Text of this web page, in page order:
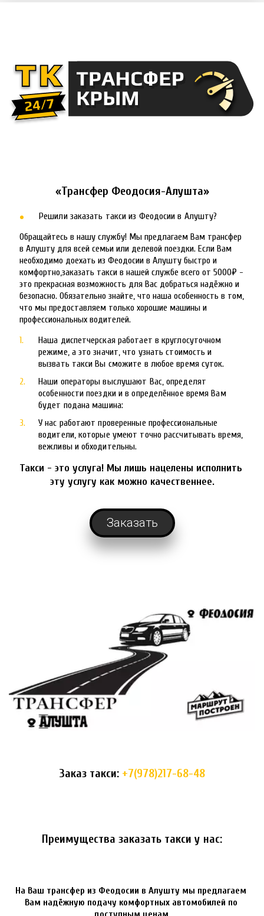
«Трансфер Феодосия-Алушта»
Решили заказать такси из Феодосии в Алушту?
Обращайтесь в нашу службу! Мы предлагаем Вам трансфер
в Алушту для всей семьи или делевой поездки. Если Вам
необходимо доехать из Феодосии в Алушту быстро и
комфортно,заказать такси в нашей службе всего от 5000₽ -
это прекрасная возможность для Вас добраться надёжно и
безопасно. Обязательно знайте, что наша особенность в том,
что мы предоставляем только хорошие машины и
профессиональных водителей.
Наша диспетчерская работает в круглосуточном
режиме, а это значит, что узнать стоимость и
вызвать такси Вы сможите в любое время суток.
Наши операторы выслушают Вас, определят
особенности поездки и в определённое время Вам
будет подана машина:
У нас работают проверенные профессиональные
водители, которые умеют точно рассчитывать время,
вежливы и обходительны.
Такси - это услуга! Мы лишь нацелены исполнить
эту услугу как можно качественнее.
Заказать
Заказ такси: +7(978)217-68-48
Преимущества заказать такси у нас:
На Ваш трансфер из Феодосии в Алушту мы предлагаем
Вам надёжную подачу комфортных автомобилей по